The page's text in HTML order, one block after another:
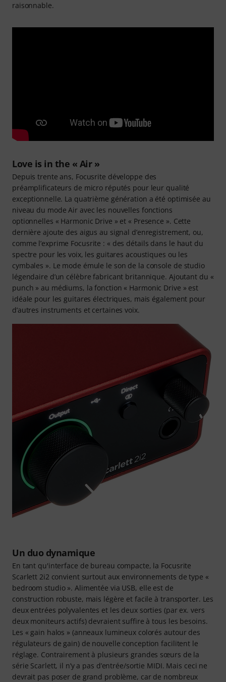
raisonnable.
Love is in the « Air »
Depuis trente ans, Focusrite développe des
préamplificateurs de micro réputés pour leur qualité
exceptionnelle. La quatrième génération a été optimisée au
niveau du mode Air avec les nouvelles fonctions
optionnelles « Harmonic Drive » et « Presence ». Cette
dernière ajoute des aigus au signal d’enregistrement, ou,
comme l’exprime Focusrite : « des détails dans le haut du
spectre pour les voix, les guitares acoustiques ou les
cymbales ». Le mode émule le son de la console de studio
légendaire d’un célèbre fabricant britannique. Ajoutant du «
punch » au médiums, la fonction « Harmonic Drive » est
idéale pour les guitares électriques, mais également pour
d’autres instruments et certaines voix.
Un duo dynamique
En tant qu'interface de bureau compacte, la Focusrite
Scarlett 2i2 convient surtout aux environnements de type «
bedroom studio ». Alimentée via USB, elle est de
construction robuste, mais légère et facile à transporter. Les
deux entrées polyvalentes et les deux sorties (par ex. vers
deux moniteurs actifs) devraient suffire à tous les besoins.
Les « gain halos » (anneaux lumineux colorés autour des
régulateurs de gain) de nouvelle conception facilitent le
réglage. Contrairement à plusieurs grandes sœurs de la
série Scarlett, il n’y a pas d’entrée/sortie MIDI. Mais ceci ne
devrait pas poser de grand problème, car de nombreux